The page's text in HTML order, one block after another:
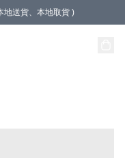
地送貨、本地取貨 )